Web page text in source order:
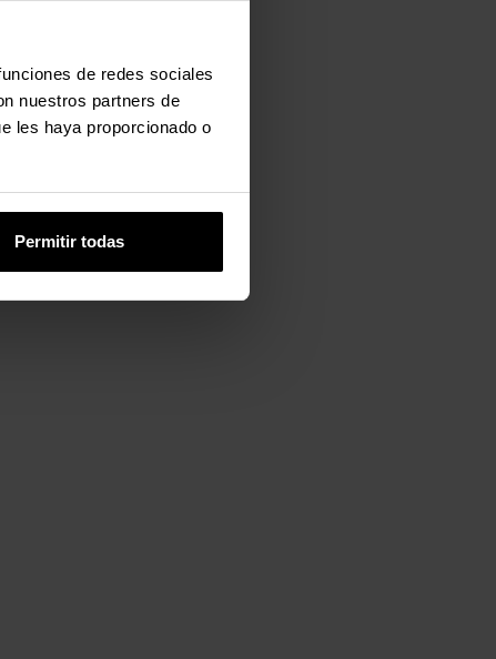
de redes sociales
nuestros partners de
les haya proporcionado o
Permitir todas